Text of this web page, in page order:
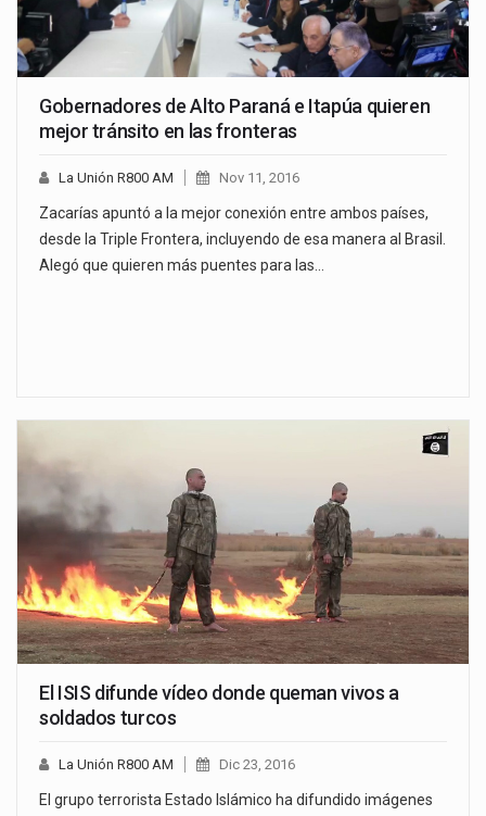
Gobernadores de Alto Paraná e Itapúa quieren
mejor tránsito en las fronteras
La Unión R800 AM Nov 11, 2016
Zacarías apuntó a la mejor conexión entre ambos países,
desde la Triple Frontera, incluyendo de esa manera al Brasil.
Alegó que quieren más puentes para las…
El ISIS difunde vídeo donde queman vivos a
soldados turcos
La Unión R800 AM Dic 23, 2016
El grupo terrorista Estado Islámico ha difundido imágenes